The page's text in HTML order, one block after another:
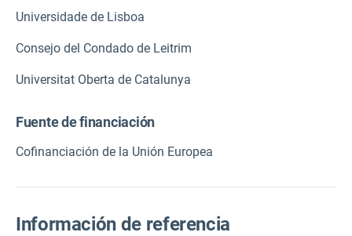
Universidade de Lisboa
Consejo del Condado de Leitrim
Universitat Oberta de Catalunya
Fuente de financiación
Cofinanciación de la Unión Europea
Información de referencia